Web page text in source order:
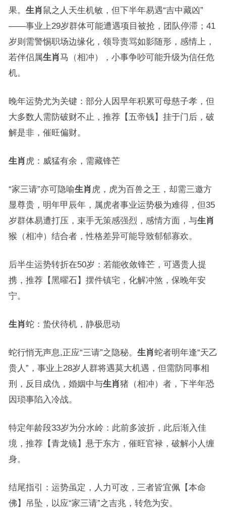
果。 生肖鼠之人天生机敏，但下半年易遇“吉中藏凶”
——事业上29岁群体可能遭遇项目被抢，团队停滞；41
岁则需警惕职场边缘化，领导责骂如影随形，感情上，
若伴侣属生肖马（相冲），小事争吵可能升级为信任危
机。
晚年运势尤为关键：部分人因早年积累可母慈子孝，但
大多数人需防破财不止，推荐【五帝钱】挂于门后，破
解是非，催旺偏财。
生肖 虎：威猛有余，需藏锋芒
“家三请”亦可隐喻生肖 虎，虎为百兽之王，却需三邀方
显尊贵，明年甲辰年，属虎者事业运势极为难得，但35
岁群体易遭打压，束手无策感强烈，感情方面，与生肖
猴（相冲）结合者，性格差异可能导致郁郁寡欢。
后半生运势转折在50岁：若能收敛锋芒，可遇贵人提
携，推荐【黑曜石】摆件镇宅，化解冲煞，保晚年安
宁。
生肖蛇：蛰伏待机，静极思动
蛇行悄无声息,正应“三请”之隐秘。 生肖蛇者明年逢“天乙
贵人”，事业上28岁人群将遇莫大机遇，但需防同事相
刑，反目成仇，婚姻中与生肖猪（相冲）者，下半年恐
因琐事陷入冷战。
特定年龄段33岁为分水岭：此前多波折，此后渐入佳
境，推荐【青龙镜】悬于东方，催旺官禄，破解小人缠
身。
结尾指引：运势虽定，人力可改，三者皆宜佩【本命
佛】吊坠，以应“家三请”之吉兆，转危为安。